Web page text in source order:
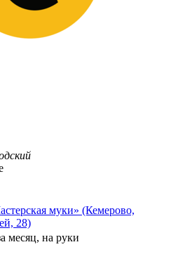
муки» (Кемерово,
28)
месяц, на руки